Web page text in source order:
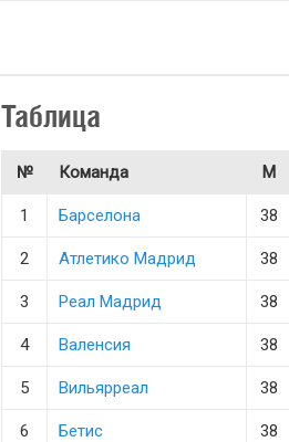
Таблица
№ Команда М
1 Барселона 38
2 Атлетико Мадрид 38
3 Реал Мадрид 38
4 Валенсия 38
5 Вильярреал 38
6 Бетис 38